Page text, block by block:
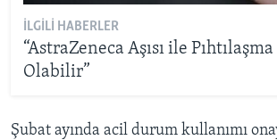
İLGILI HABERLER
“AstraZeneca Aşısı ile
Olabilir”
Şubat ayında acil durum kullanımı